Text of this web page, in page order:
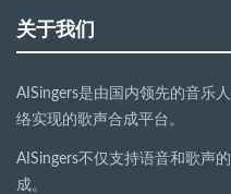
关于我们
AISingers是由国内领先的音乐
络实现的歌声合成平台。
AISingers不仅支持语音和歌声
成。